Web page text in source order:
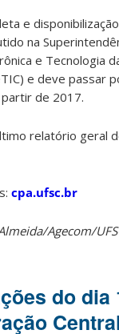
e
na
e Tecnologia
e deve passar
de 2017.
relatório geral
cpa.ufsc.br
Agecom/
do dia